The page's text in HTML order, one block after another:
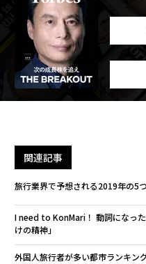
関連記事
旅行業界で予想される2019年の5
I need to KonMari！ 動詞になっ
けの精神」
外国人旅行者が多い都市ランキン